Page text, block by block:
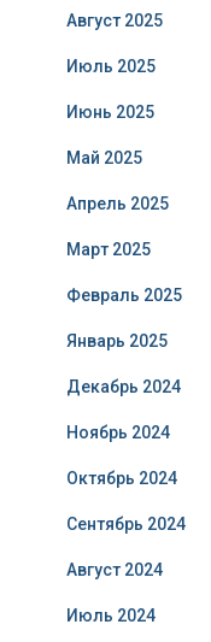
Август 2025
Июль 2025
Июнь 2025
Май 2025
Апрель 2025
Март 2025
Февраль 2025
Январь 2025
Декабрь 2024
Ноябрь 2024
Октябрь 2024
Сентябрь 2024
Август 2024
Июль 2024